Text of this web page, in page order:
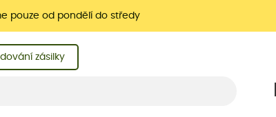
pouze od pondělí do středy
zásilky